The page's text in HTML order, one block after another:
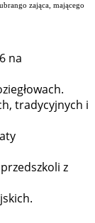
zająca, mającego
na
tradycyjnych i
z